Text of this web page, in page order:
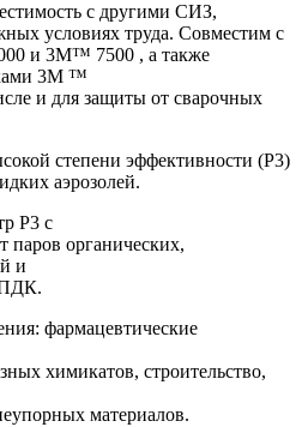
с другими СИЗ,
условиях труда. Совместим с
и 3M™ 7500 , а также
3M ™
и для защиты от сварочных
степени эффективности (P3)
аэрозолей.
Р3 с
паров органических,
и
ПДК.
фармацевтические
химикатов, строительство,
материалов.